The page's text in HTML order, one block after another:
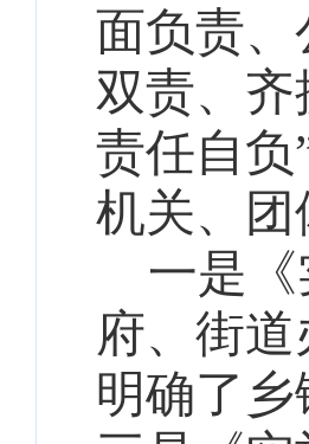
面负责、
双责、齐
责任自负
机关、
一是《
府、街
明确了